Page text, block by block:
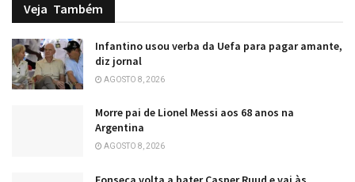
Veja Também
Infantino usou verba da Uefa para pagar amante,
diz jornal
AGOSTO 8, 2026
Morre pai de Lionel Messi aos 68 anos na
Argentina
AGOSTO 8, 2026